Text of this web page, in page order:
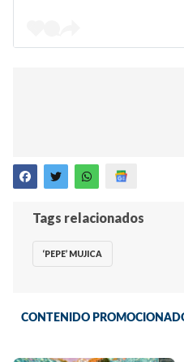
Tags relacionados
‘PEPE’ MUJICA